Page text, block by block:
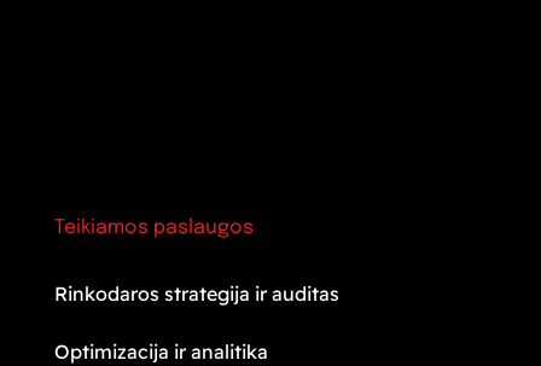
Teikiamos paslaugos
Rinkodaros strategija ir auditas
Optimizacija ir analitika